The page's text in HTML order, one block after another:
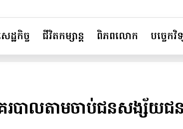
ដ្ឋកិច្ច ជីវិតកម្សាន្ត ពិភពលោក បច្ចេកវិ
បាលតាមចាប់ជនសង្ស័យជន